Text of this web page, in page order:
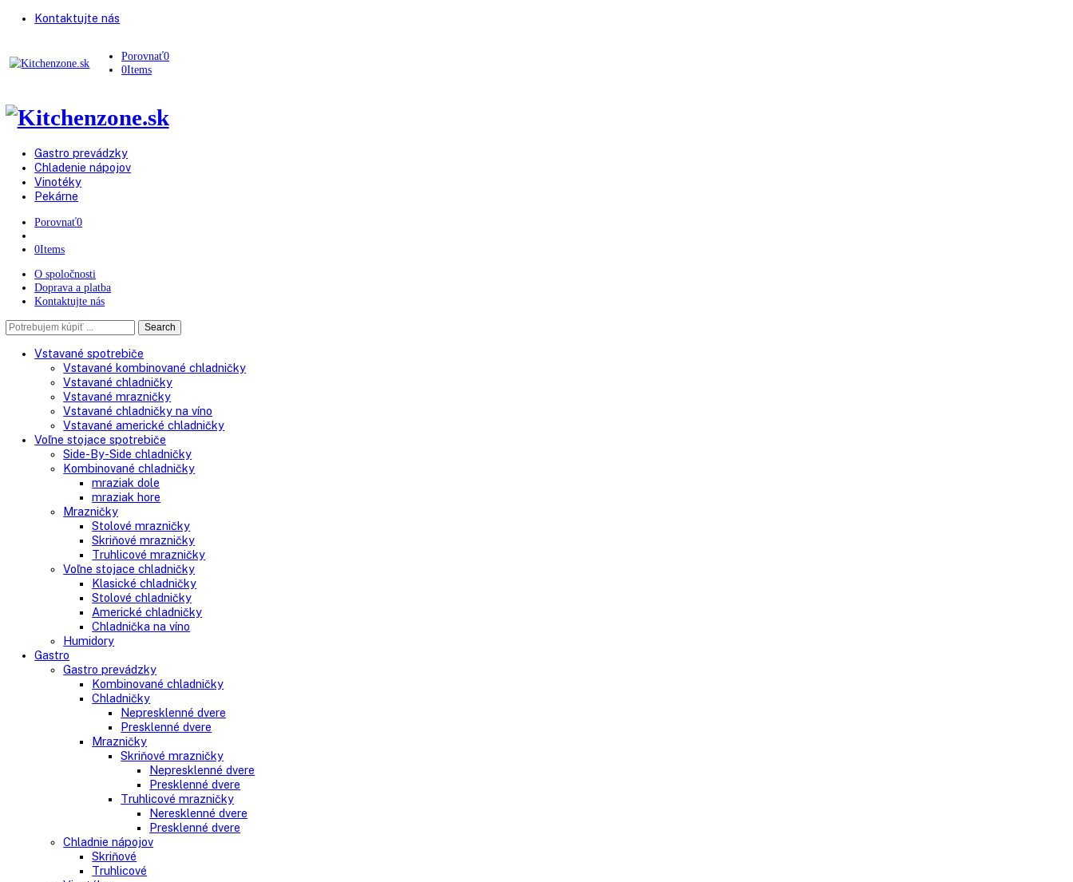
Kontaktujte nás
Porovnať
0Items
Gastro prevádzky
Chladenie nápojov
Vinotéky
Pekárne
Porovnať
0Items
O spoločnosti
Doprava a platba
Kontaktujte nás
Search
Search
Vstavané spotrebiče
Vstavané kombinované chladničky
Vstavané chladničky
Vstavané mrazničky
Vstavané chladničky na víno
Vstavané americké chladničky
Voľne stojace spotrebiče
Side-By-Side chladničky
Kombinované chladničky
mraziak dole
mraziak hore
Mrazničky
Stolové mrazničky
Skriňové mrazničky
Truhlicové mrazničky
Voľne stojace chladničky
Klasické chladničky
Stolové chladničky
Americké chladničky
Chladnička na víno
Humidory
Gastro prevádzky
Kombinované chladničky
Chladničky
Nepresklenné dvere
Presklenné dvere
Mrazničky
Skriňové mrazničky